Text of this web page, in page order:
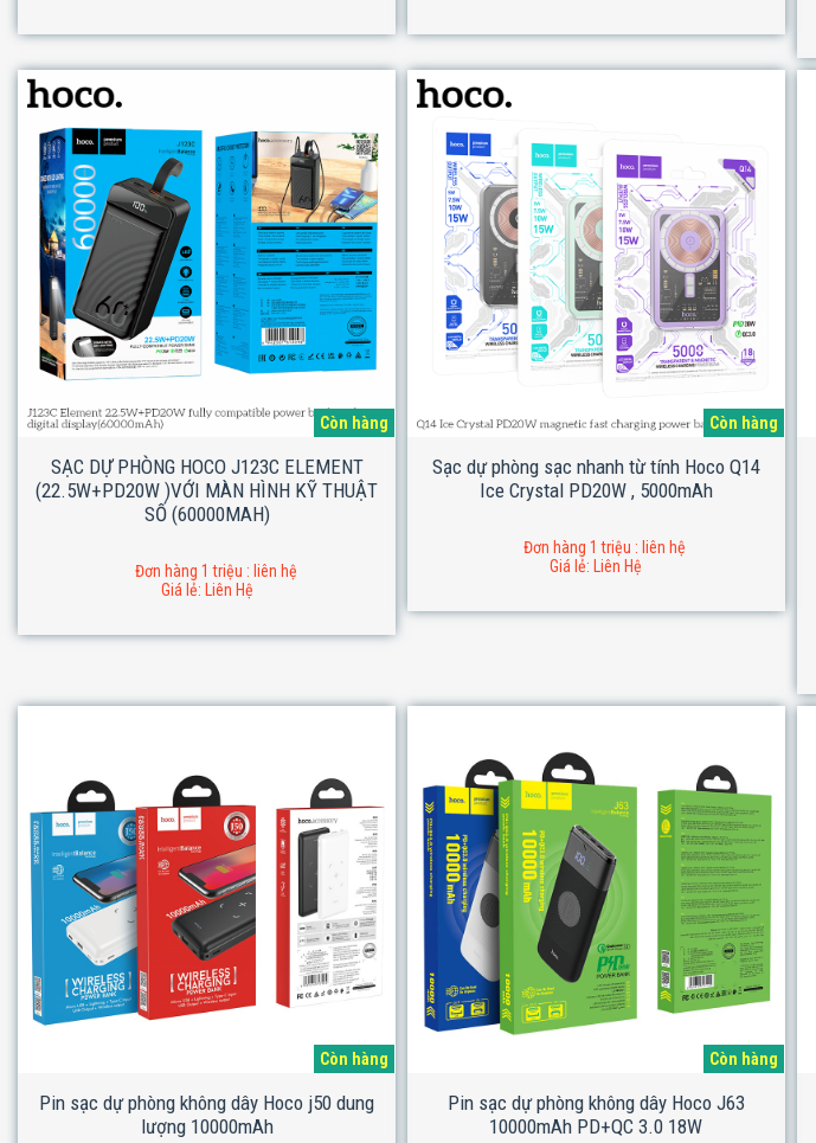
Còn hàng
SẠC DỰ PHÒNG HOCO J123C ELEMENT
(22.5W+PD20W )VỚI MÀN HÌNH KỸ THUẬT
SỐ (60000MAH)
Đơn hàng 1 triệu : liên hệ
Giá lẻ: Liên Hệ
Còn hàng
Sạc dự phòng sạc nhanh từ tính Hoco Q14
Ice Crystal PD20W , 5000mAh
Đơn hàng 1 triệu : liên hệ
Giá lẻ: Liên Hệ
Còn hàng
Pin sạc dự phòng không dây Hoco j50 dung
lượng 10000mAh
Còn hàng
Pin sạc dự phòng không dây Hoco J63
10000mAh PD+QC 3.0 18W